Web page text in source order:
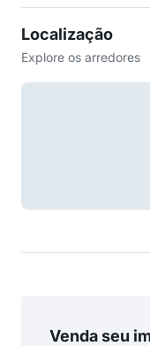
Localização
Explore os arredores
Venda seu